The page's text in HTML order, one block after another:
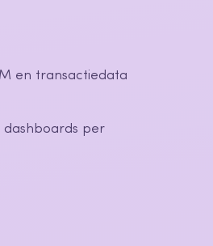
en transactiedata
per